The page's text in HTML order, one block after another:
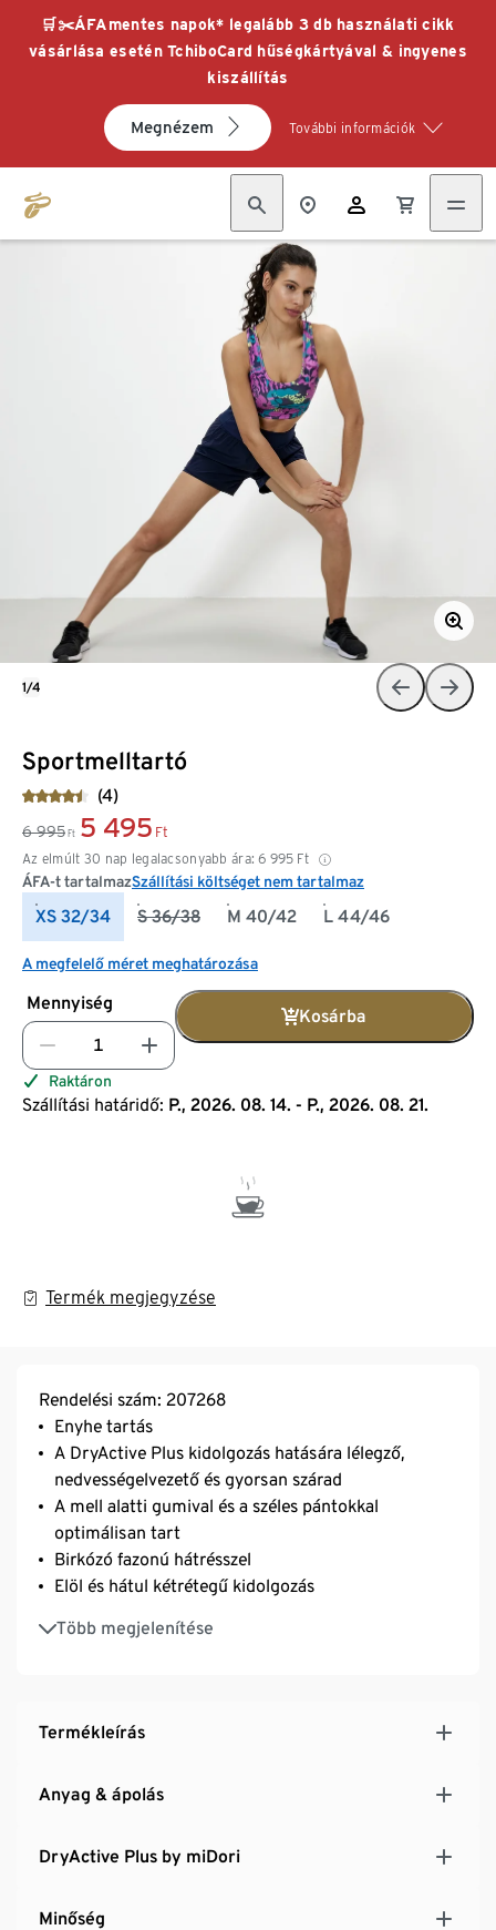
🛒✂️ÁFAmentes napok* legalább 3 db használati cikk
vásárlása esetén TchiboCard hűségkártyával & ingyenes
kiszállítás
Megnézem További információk
Sportmelltartó
(4)
6 995 Ft 5 495 Ft
Az elmúlt 30 nap legalacsonyabb ára: 6 995 Ft
ÁFA-t tartalmazSzállítási költséget nem tartalmaz
XS 32/34 S 36/38 M 40/42 L 44/46
A megfelelő méret meghatározása
Mennyiség
Kosárba
Raktáron
Szállítási határidő: P., 2026. 08. 14. - P., 2026. 08. 21.
Termék megjegyzése
1/4
Rendelési szám: 207268
Enyhe tartás
A DryActive Plus kidolgozás hatására lélegző,
nedvességelvezető és gyorsan szárad
A mell alatti gumival és a széles pántokkal
optimálisan tart
Birkózó fazonú hátrésszel
Elöl és hátul kétrétegű kidolgozás
Több megjelenítése
Puha, rugalmas anyag
Virágmintás
Termékleírás
Anyag & ápolás
DryActive Plus by miDori
Minőség